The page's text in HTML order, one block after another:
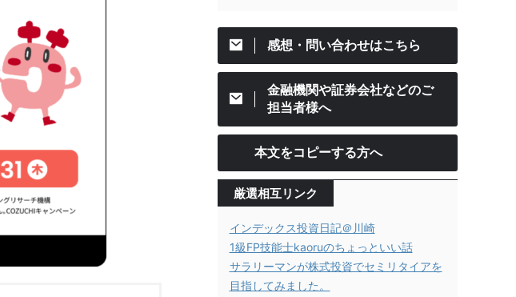
感想・問い合わせはこちら
金融機関や証券会社などのご
担当者様へ
本文をコピーする方へ
厳選相互リンク
インデックス投資日記＠川崎
1級FP技能士kaoruのちょっといい話
サラリーマンが株式投資でセミリタイアを
目指してみました。